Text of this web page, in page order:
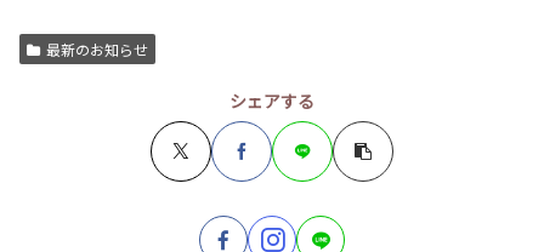
最新のお知らせ
シェアする